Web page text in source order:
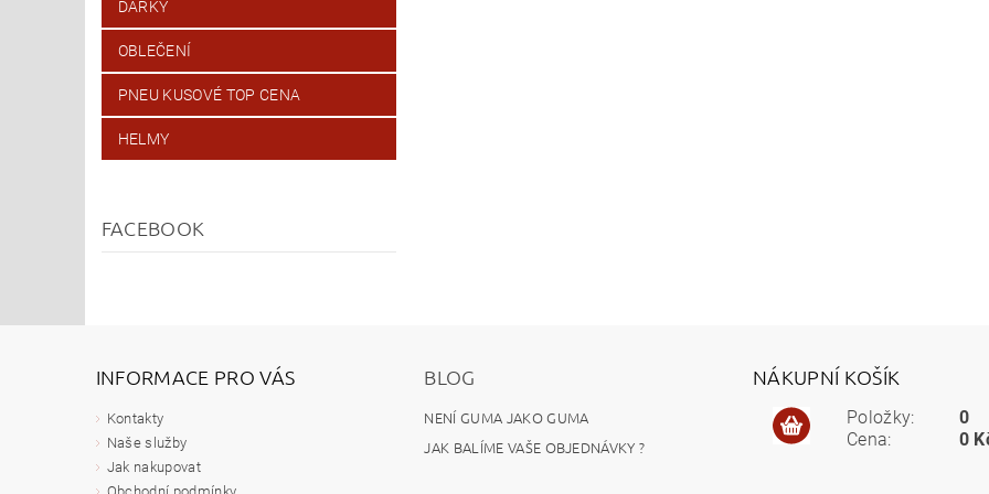
DÁRKY
OBLEČENÍ
PNEU KUSOVÉ TOP CENA
HELMY
FACEBOOK
INFORMACE PRO VÁS
Kontakty
Naše služby
Jak nakupovat
BLOG
NENÍ GUMA JAKO GUMA
JAK BALÍME VAŠE OBJEDNÁVKY ?
NÁKUPNÍ KOŠÍK
Položky:
Cena:
0
0